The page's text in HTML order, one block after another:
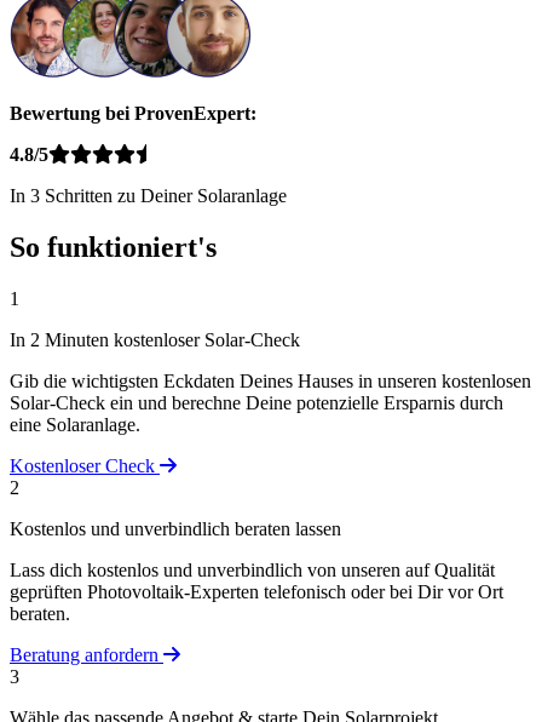
Bewertung bei ProvenExpert:
4.8/5
In 3 Schritten zu Deiner Solaranlage
So funktioniert's
1
In 2 Minuten kostenloser Solar-Check
Gib die wichtigsten Eckdaten Deines Hauses in unseren kostenlosen
Solar-Check ein und berechne Deine potenzielle Ersparnis durch
eine Solaranlage.
Kostenloser Check
2
Kostenlos und unverbindlich beraten lassen
Lass dich kostenlos und unverbindlich von unseren auf Qualität
geprüften Photovoltaik-Experten telefonisch oder bei Dir vor Ort
beraten.
Beratung anfordern
3
Wähle das passende Angebot & starte Dein Solarprojekt